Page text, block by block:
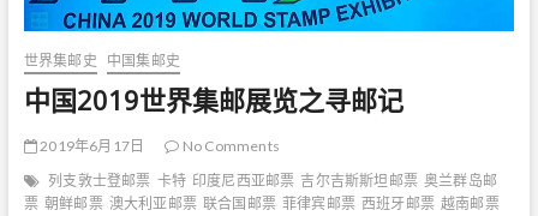
恩
邮
票
世界集邮史 中国集邮史
中国2019世界集邮展览之寻邮记
2019年6月17日
No Comments
列支敦士登邮票 卡特 印度尼西亚邮票 吉尔吉斯斯坦邮票 奥兰群岛邮
票 朝鲜邮票 澳大利亚邮票 联合国邮票 菲律宾邮票 西班牙邮票 越南邮票